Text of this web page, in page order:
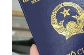
vụ Dược sẽ tham mưu
về mỹ phẩm. Cơ quan
triệt phá đường dây
lớn, hoạt động tinh vi